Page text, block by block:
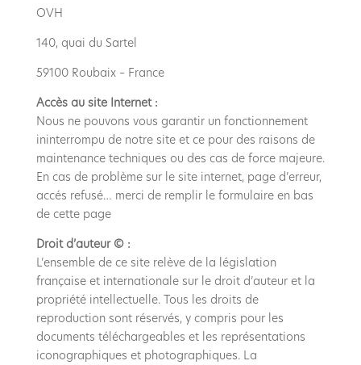
OVH
140, quai du Sartel
59100 Roubaix – France
Accès au site Internet :
Nous ne pouvons vous garantir un fonctionnement
ininterrompu de notre site et ce pour des raisons de
maintenance techniques ou des cas de force majeure.
En cas de problème sur le site internet, page d’erreur,
accés refusé… merci de remplir le formulaire en bas
de cette page
Droit d’auteur © :
L’ensemble de ce site relève de la législation
française et internationale sur le droit d’auteur et la
propriété intellectuelle. Tous les droits de
reproduction sont réservés, y compris pour les
documents téléchargeables et les représentations
iconographiques et photographiques. La